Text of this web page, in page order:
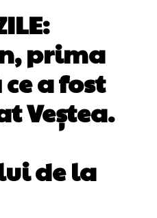
prima
a fost
Veștea.
de la